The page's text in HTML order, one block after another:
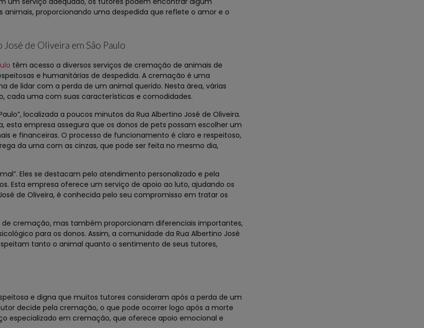
proporcionando uma despedida que reflete o amor e o
de Oliveira em São Paulo
têm acesso a diversos serviços de cremação de animais de
e humanitárias de despedida. A cremação é uma
lidar com a perda de um animal querido. Nesta área, várias
cada uma com suas características e comodidades.
localizada a poucos minutos da Rua Albertino José de Oliveira.
empresa assegura que os donos de pets possam escolher um
e financeiras. O processo de funcionamento é claro e respeitoso,
da urna com as cinzas, que pode ser feita no mesmo dia,
Eles se destacam pelo atendimento personalizado e pela
Esta empresa oferece um serviço de apoio ao luto, ajudando os
de Oliveira, é conhecida pelo seu compromisso em tratar os
de cremação, mas também proporcionam diferenciais importantes,
para os donos. Assim, a comunidade da Rua Albertino José
tanto o animal quanto o sentimento de seus tutores,
e digna que muitos tutores consideram após a perda de um
decide pela cremação, o que pode ocorrer logo após a morte
especializado em cremação, que oferece apoio emocional e